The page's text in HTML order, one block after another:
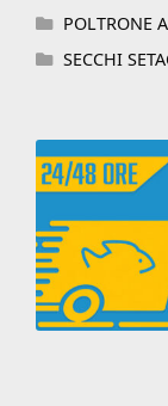
POLTRONE
SECCHI